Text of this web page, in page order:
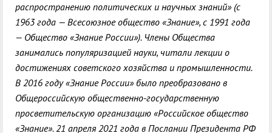
распространению политических и научных знаний» (с
1963 года — Всесоюзное общество «Знание», с 1991 года
— Общество «Знание России»). Члены Общества
занимались популяризацией науки, читали лекции о
достижениях советского хозяйства и промышленности.
В 2016 году «Знание России» было преобразовано в
Общероссийскую общественно-государственную
просветительскую организацию «Российское общество
«Знание». 21 апреля 2021 года в Послании Президента РФ